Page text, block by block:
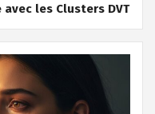
les Clusters DVT